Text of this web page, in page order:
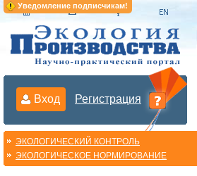
Уведомление подписчикам!
Вход Регистрация
ЭКОЛОГИЧЕСКИЙ КОНТРОЛЬ
ЭКОЛОГИЧЕСКОЕ НОРМИРОВАНИЕ